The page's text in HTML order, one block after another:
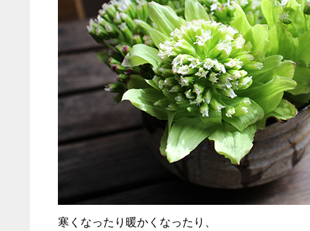
寒くなったり暖かくなったり、